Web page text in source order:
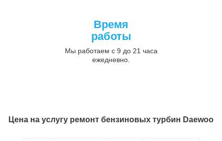
Время
работы
Мы работаем с 9 до 21 часа
ежедневно.
Цена на услугу ремонт бензиновых турбин Daewoo